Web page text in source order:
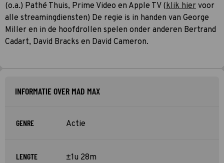
(o.a.) Pathé Thuis, Prime Video en Apple TV (klik hier voor
alle streamingdiensten) De regie is in handen van George
Miller en in de hoofdrollen spelen onder anderen Bertrand
Cadart, David Bracks en David Cameron.
INFORMATIE OVER MAD MAX
GENRE Actie
LENGTE ±1u 28m